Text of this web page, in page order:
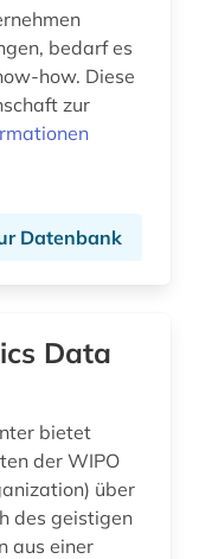
bedarf es
how. Diese
zur
Datenbank
Data
bietet
der WIPO
über
des geistigen
aus einer